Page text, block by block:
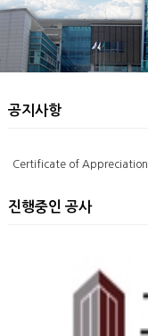
공지사항
Certificate of Appreciation
진행중인 공사